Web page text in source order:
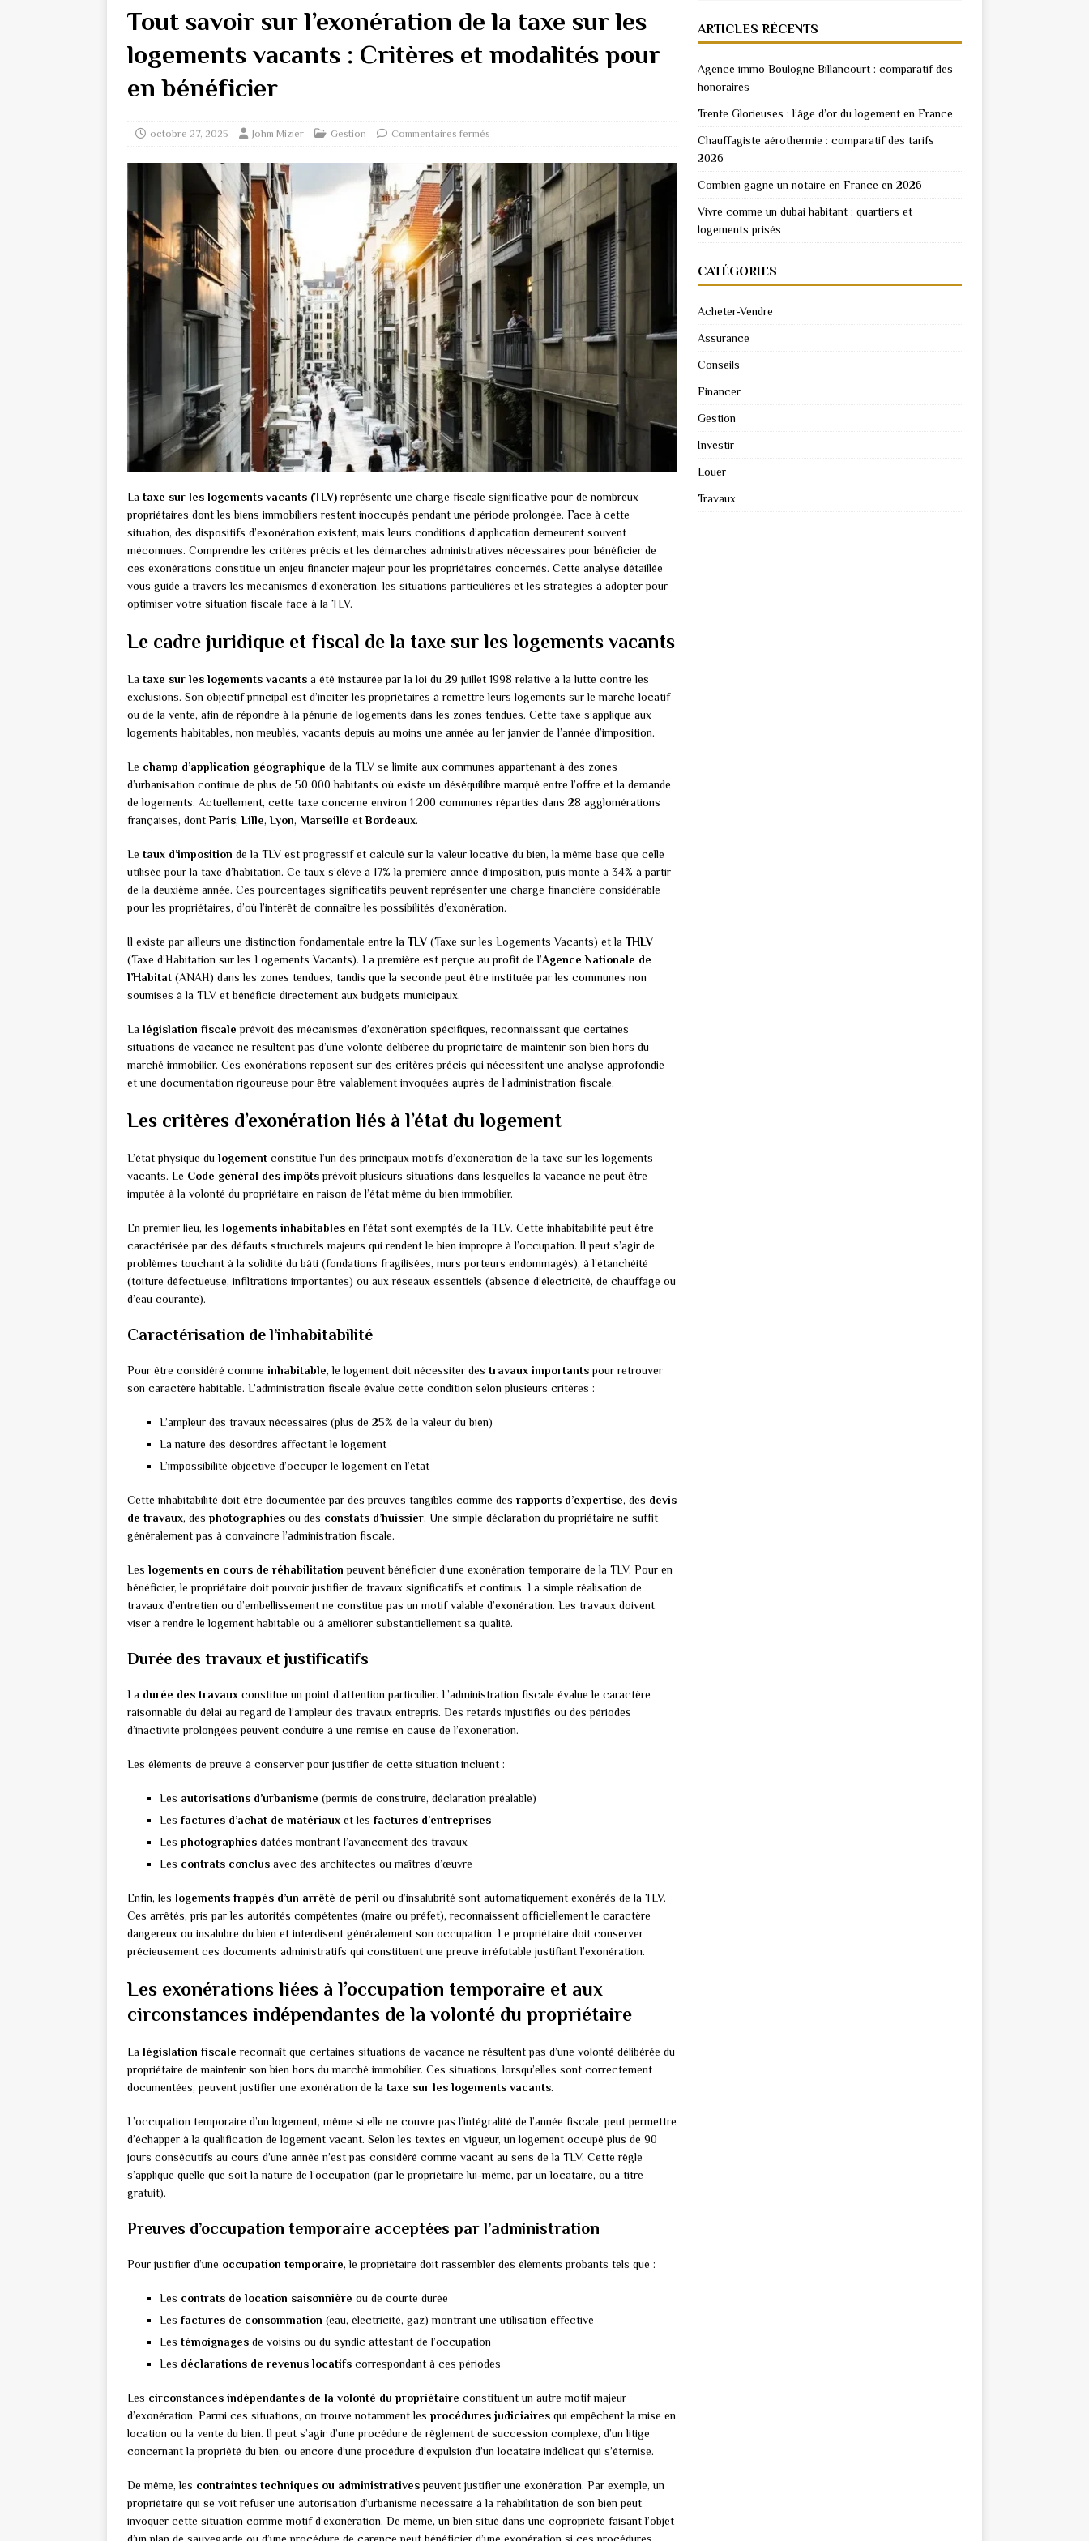
Tout savoir sur l’exonération de la taxe sur les
logements vacants : Critères et modalités pour
en bénéficier
octobre 27, 2025 Johm Mizier Gestion Commentaires fermés
La taxe sur les logements vacants (TLV)représente une charge fiscale significative pour de nombreux
propriétaires dont les biens immobiliers restent inoccupés pendant une période prolongée. Face à cette
situation, des dispositifs d’exonération existent, mais leurs conditions d’application demeurent souvent
méconnues. Comprendre les critères précis et les démarches administratives nécessaires pour bénéficier de
ces exonérations constitue un enjeu financier majeur pour les propriétaires concernés. Cette analyse détaillée
vous guide à travers les mécanismes d’exonération, les situations particulières et les stratégies à adopter pour
optimiser votre situation fiscale face à la TLV.
Le cadre juridique et fiscal de la taxe sur les logements vacants
La taxe sur les logements vacants a été instaurée par la loi du 29 juillet 1998 relative à la lutte contre les
exclusions. Son objectif principal est d’inciter les propriétaires à remettre leurs logements sur le marché locatif
ou de la vente, afin de répondre à la pénurie de logements dans les zones tendues. Cette taxe s’applique aux
logements habitables, non meublés, vacants depuis au moins une année au 1er janvier de l’année d’imposition.
Le champ d’application géographique de la TLV se limite aux communes appartenant à des zones
d’urbanisation continue de plus de 50 000 habitants où existe un déséquilibre marqué entre l’offre et la demande
de logements. Actuellement, cette taxe concerne environ 1 200 communes réparties dans 28 agglomérations
françaises, dontParis,Lille,Lyon, Marseille etBordeaux.
Le taux d’imposition de la TLV est progressif et calculé sur la valeur locative du bien, la même base que celle
utilisée pour la taxe d’habitation. Ce taux s’élève à 17% la première année d’imposition, puis monte à 34% à partir
de la deuxième année. Ces pourcentages significatifs peuvent représenter une charge financière considérable
pour les propriétaires, d’où l’intérêt de connaître les possibilités d’exonération.
Il existe par ailleurs une distinction fondamentale entre la TLV (Taxe sur les Logements Vacants) et la THLV
(Taxe d’Habitation sur les Logements Vacants). La première est perçue au profit de l’Agence Nationale de
l’Habitat (ANAH) dans les zones tendues, tandis que la seconde peut être instituée par les communes non
soumises à la TLV et bénéficie directement aux budgets municipaux.
La législation fiscale prévoit des mécanismes d’exonération spécifiques, reconnaissant que certaines
situations de vacance ne résultent pas d’une volonté délibérée du propriétaire de maintenir son bien hors du
marché immobilier. Ces exonérations reposent sur des critères précis qui nécessitent une analyse approfondie
et une documentation rigoureuse pour être valablement invoquées auprès de l’administration fiscale.
Les critères d’exonération liés à l’état du logement
L’état physique du logement constitue l’un des principaux motifs d’exonération de la taxe sur les logements
vacants. Le Code général des impôtsprévoit plusieurs situations dans lesquelles la vacance ne peut être
imputée à la volonté du propriétaire en raison de l’état même du bien immobilier.
En premier lieu, les logements inhabitables en l’état sont exemptés de la TLV. Cette inhabitabilité peut être
caractérisée par des défauts structurels majeurs qui rendent le bien impropre à l’occupation. Il peut s’agir de
problèmes touchant à la solidité du bâti (fondations fragilisées, murs porteurs endommagés), à l’étanchéité
(toiture défectueuse, infiltrations importantes) ou aux réseaux essentiels (absence d’électricité, de chauffage ou
d’eau courante).
Caractérisation de l’inhabitabilité
Pour être considéré comme inhabitable, le logement doit nécessiter des travaux importantspour retrouver
son caractère habitable. L’administration fiscale évalue cette condition selon plusieurs critères :
L’ampleur des travaux nécessaires (plus de 25% de la valeur du bien)
La nature des désordres affectant le logement
L’impossibilité objective d’occuper le logement en l’état
Cette inhabitabilité doit être documentée par des preuves tangibles comme des rapports d’expertise, des devis
de travaux, des photographies ou des constats d’huissier. Une simple déclaration du propriétaire ne suffit
généralement pas à convaincre l’administration fiscale.
Les logements en cours de réhabilitation peuvent bénéficier d’une exonération temporaire de la TLV. Pour en
bénéficier, le propriétaire doit pouvoir justifier de travaux significatifs et continus. La simple réalisation de
travaux d’entretien ou d’embellissement ne constitue pas un motif valable d’exonération. Les travaux doivent
viser à rendre le logement habitable ou à améliorer substantiellement sa qualité.
Durée des travaux et justificatifs
La durée des travaux constitue un point d’attention particulier. L’administration fiscale évalue le caractère
raisonnable du délai au regard de l’ampleur des travaux entrepris. Des retards injustifiés ou des périodes
d’inactivité prolongées peuvent conduire à une remise en cause de l’exonération.
Les éléments de preuve à conserver pour justifier de cette situation incluent :
Les autorisations d’urbanisme (permis de construire, déclaration préalable)
Les factures d’achat de matériaux et les factures d’entreprises
Les photographies datées montrant l’avancement des travaux
Les contrats conclus avec des architectes ou maîtres d’œuvre
Enfin, les logements frappés d’un arrêté de péril ou d’insalubrité sont automatiquement exonérés de la TLV.
Ces arrêtés, pris par les autorités compétentes (maire ou préfet), reconnaissent officiellement le caractère
dangereux ou insalubre du bien et interdisent généralement son occupation. Le propriétaire doit conserver
précieusement ces documents administratifs qui constituent une preuve irréfutable justifiant l’exonération.
Les exonérations liées à l’occupation temporaire et aux
circonstances indépendantes de la volonté du propriétaire
La législation fiscale reconnaît que certaines situations de vacance ne résultent pas d’une volonté délibérée du
propriétaire de maintenir son bien hors du marché immobilier. Ces situations, lorsqu’elles sont correctement
documentées, peuvent justifier une exonération de la taxe sur les logements vacants.
L’occupation temporaire d’un logement, même si elle ne couvre pas l’intégralité de l’année fiscale, peut permettre
d’échapper à la qualification de logement vacant. Selon les textes en vigueur, un logement occupé plus de 90
jours consécutifs au cours d’une année n’est pas considéré comme vacant au sens de la TLV. Cette règle
s’applique quelle que soit la nature de l’occupation (par le propriétaire lui-même, par un locataire, ou à titre
gratuit).
Preuves d’occupation temporaire acceptées par l’administration
Pour justifier d’une occupation temporaire, le propriétaire doit rassembler des éléments probants tels que :
Les contrats de location saisonnière ou de courte durée
Les factures de consommation (eau, électricité, gaz) montrant une utilisation effective
Les témoignages de voisins ou du syndic attestant de l’occupation
Les déclarations de revenus locatifs correspondant à ces périodes
Les circonstances indépendantes de la volonté du propriétaire constituent un autre motif majeur
d’exonération. Parmi ces situations, on trouve notamment les procédures judiciaires qui empêchent la mise en
location ou la vente du bien. Il peut s’agir d’une procédure de règlement de succession complexe, d’un litige
concernant la propriété du bien, ou encore d’une procédure d’expulsion d’un locataire indélicat qui s’éternise.
De même, les contraintes techniques ou administrativespeuvent justifier une exonération. Par exemple, un
propriétaire qui se voit refuser une autorisation d’urbanisme nécessaire à la réhabilitation de son bien peut
invoquer cette situation comme motif d’exonération. De même, un bien situé dans une copropriété faisant l’objet
ARTICLES RÉCENTS
Agence immo Boulogne Billancourt : comparatif des
honoraires
Trente Glorieuses : l’âge d’or du logement en France
Chauffagiste aérothermie : comparatif des tarifs
2026
Combien gagne un notaire en France en 2026
Vivre comme un dubai habitant : quartiers et
logements prisés
CATÉGORIES
Acheter-Vendre
Assurance
Conseils
Financer
Gestion
Investir
Louer
Travaux